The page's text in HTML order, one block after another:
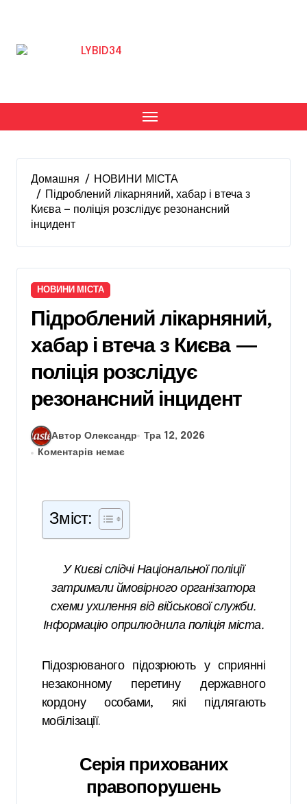
Домашня
НОВИНИ МІСТА
Підроблений лікарняний, хабар і втеча з
Києва — поліція розслідує резонансний
інцидент
НОВИНИ МІСТА
Підроблений лікарняний,
хабар і втеча з Києва —
поліція розслідує
резонансний інцидент
Автор Олександр
Тра 12, 2026
Коментарів немає
Зміст:
У Києві слідчі Національної поліції
затримали ймовірного організатора
схеми ухилення від військової служби.
Інформацію оприлюднила поліція міста.
Підозрюваного підозрюють у сприянні
незаконному перетину державного
кордону особами, які підлягають
мобілізації.
Серія прихованих
правопорушень